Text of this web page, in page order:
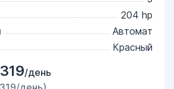
204 hp
Автомат
Красный
/день